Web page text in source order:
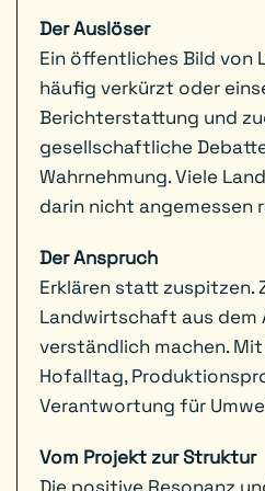
Der Auslöser
Ein öffentliches Bild von
häufig verkürzt oder
Berichterstattung und
gesellschaftliche
Wahrnehmung. Viele
darin nicht angemessen
Der Anspruch
Erklären statt zuspitzen.
Landwirtschaft aus dem
verständlich machen.
Hofalltag,
Verantwortung für
Vom Projekt zur Struktur